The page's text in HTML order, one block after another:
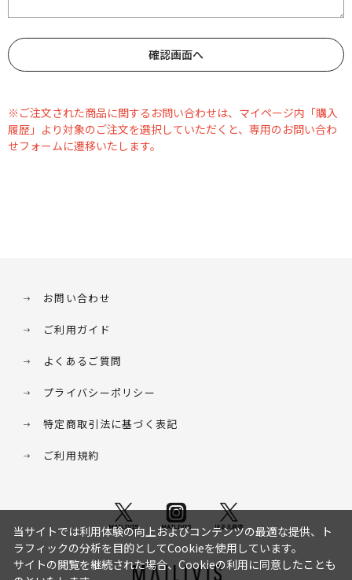
※ご注文された商品に関するお問い合わせは、マイページ内「購入
履歴」より対象のご注文を選択していただくと、専用のお問い合わ
せフォームに遷移いたします。
お問い合わせ
ご利用ガイド
よくあるご質問
プライバシーポリシー
特定商取引法に基づく表記
ご利用規約
当サイトでは利用体験の向上およびコンテンツの最適な提供、ト
ラフィックの分析を目的としてCookieを使用しています。
サイトの閲覧を継続された場合、Cookieの利用に同意したことも